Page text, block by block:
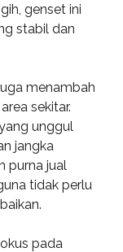
genset ini
stabil dan
menambah
sekitar.
unggul
jangka
purna jual
tidak perlu
pada